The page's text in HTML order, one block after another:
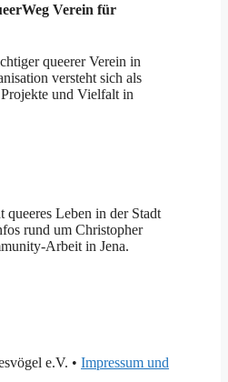
Verein für
queerer Verein in
versteht sich als
und Vielfalt in
queeres Leben in der Stadt
rund um Christopher
Arbeit in Jena.
e.V. • Impressum und